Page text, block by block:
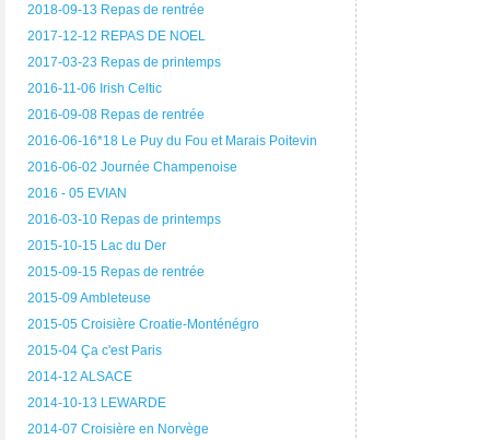
2018-09-13 Repas de rentrée
2017-12-12 REPAS DE NOEL
2017-03-23 Repas de printemps
2016-11-06 Irish Celtic
2016-09-08 Repas de rentrée
2016-06-16*18 Le Puy du Fou et Marais Poitevin
2016-06-02 Journée Champenoise
2016 - 05 EVIAN
2016-03-10 Repas de printemps
2015-10-15 Lac du Der
2015-09-15 Repas de rentrée
2015-09 Ambleteuse
2015-05 Croisière Croatie-Monténégro
2015-04 Ça c'est Paris
2014-12 ALSACE
2014-10-13 LEWARDE
2014-07 Croisière en Norvège